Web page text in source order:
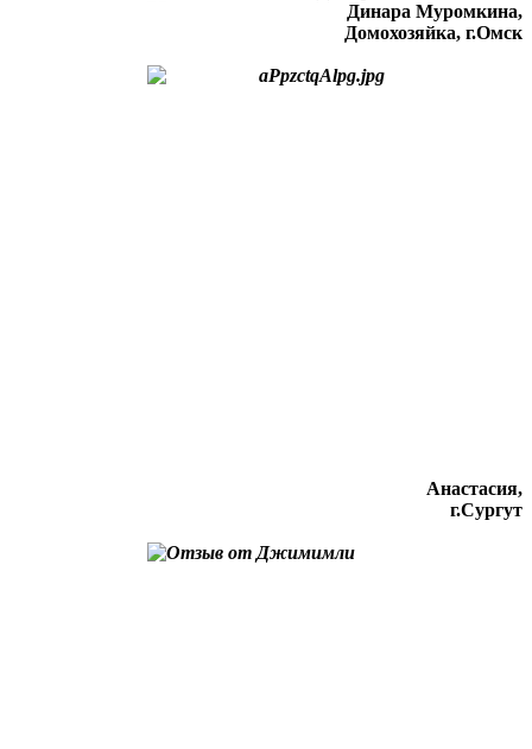
Динара Муромкина,
Домохозяйка, г.Омск
Анастасия,
г.Сургут